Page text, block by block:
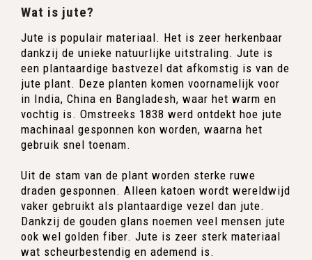
Wat is jute?
Jute is populair materiaal. Het is zeer herkenbaar
dankzij de unieke natuurlijke uitstraling. Jute is
een plantaardige bastvezel dat afkomstig is van de
jute plant. Deze planten komen voornamelijk voor
in India, China en Bangladesh, waar het warm en
vochtig is. Omstreeks 1838 werd ontdekt hoe jute
machinaal gesponnen kon worden, waarna het
gebruik snel toenam.
Uit de stam van de plant worden sterke ruwe
draden gesponnen. Alleen katoen wordt wereldwijd
vaker gebruikt als plantaardige vezel dan jute.
Dankzij de gouden glans noemen veel mensen jute
ook wel golden fiber. Jute is zeer sterk materiaal
wat scheurbestendig en ademend is.